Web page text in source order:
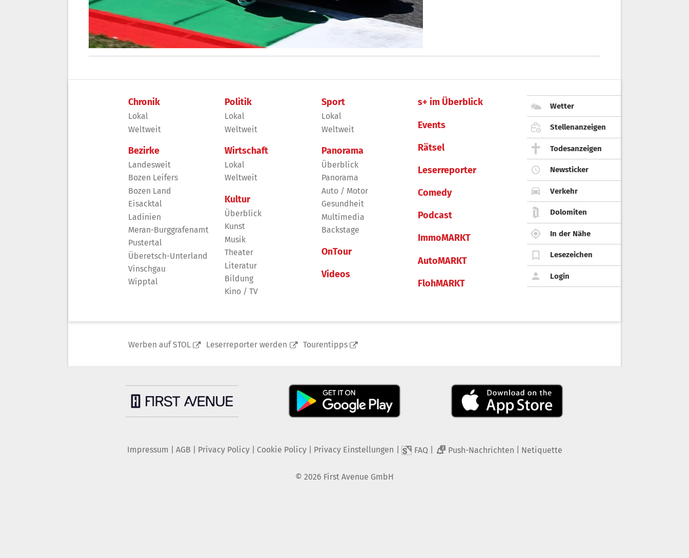
Chronik
Lokal
Weltweit
Bezirke
Landesweit
Bozen Leifers
Bozen Land
Eisacktal
Ladinien
Meran-Burggrafenamt
Pustertal
Überetsch-Unterland
Vinschgau
Wipptal
Politik
Lokal
Weltweit
Wirtschaft
Lokal
Weltweit
Kultur
Überblick
Kunst
Musik
Theater
Literatur
Bildung
Kino / TV
Sport
Lokal
Weltweit
Panorama
Überblick
Panorama
Auto / Motor
Gesundheit
Multimedia
Backstage
OnTour
Videos
s+ im Überblick
Events
Rätsel
Leserreporter
Comedy
Podcast
ImmoMARKT
AutoMARKT
FlohMARKT
Wetter
Stellenanzeigen
Todesanzeigen
Newsticker
Verkehr
Dolomiten
In der Nähe
Lesezeichen
Login
Werben auf STOL Leserreporter werden Tourentipps
Impressum AGB Privacy Policy| Cookie Policy| Privacy Einstellungen FAQ 2 Push-Nachrichten Netiquette
© 2026 First Avenue GmbH